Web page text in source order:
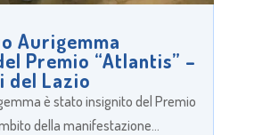
Aurigemma
Premio “Atlantis” –
del Lazio
è stato insignito del Premio
della manifestazione...